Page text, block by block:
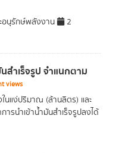
อนุรักษ์พลังงาน
2
สำเร็จรูป จำแนกตาม
views
นแง่ปริมาณ (ล้านลิตร) และ
รนำเข้าน้ำมันสำเร็จรูปลงได้